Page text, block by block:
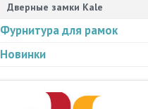
Дверные замки Kale
Фурнитура для рамок
Новинки